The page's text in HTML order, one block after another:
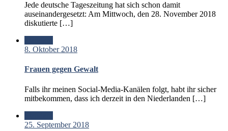
Jede deutsche Tageszeitung hat sich schon damit
auseinandergesetzt: Am Mittwoch, den 28. November 2018
diskutierte […]
8. Oktober 2018
Frauen gegen Gewalt
Falls ihr meinen Social-Media-Kanälen folgt, habt ihr sicher
mitbekommen, dass ich derzeit in den Niederlanden […]
25. September 2018